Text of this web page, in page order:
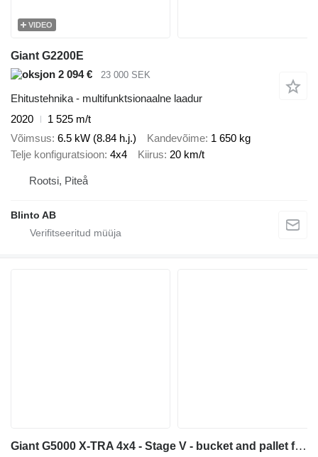
VIDEO
Giant G2200E
2 094 €
23 000 SEK
Ehitustehnika - multifunktsionaalne laadur
2020
1 525 m/t
Võimsus 6.5 kW (8.84 h.j.) Kandevõime 1 650 kg
Telje konfiguratsioon 4x4 Kiirus 20 km/t
Rootsi, Piteå
Blinto AB
Giant G5000 X-TRA 4x4 - Stage V - bucket and pallet forks - hydraulic